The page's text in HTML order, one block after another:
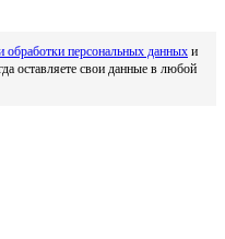
обработки персональных данных и
оставляете свои данные в любой